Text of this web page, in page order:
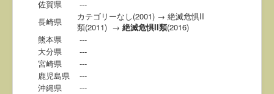
佐賀県
---
長崎県
カテゴリーなし(2001) → 絶滅危惧II
類(2011) → 絶滅危惧II類(2016)
熊本県
---
大分県
---
宮崎県
---
鹿児島県
---
沖縄県
---